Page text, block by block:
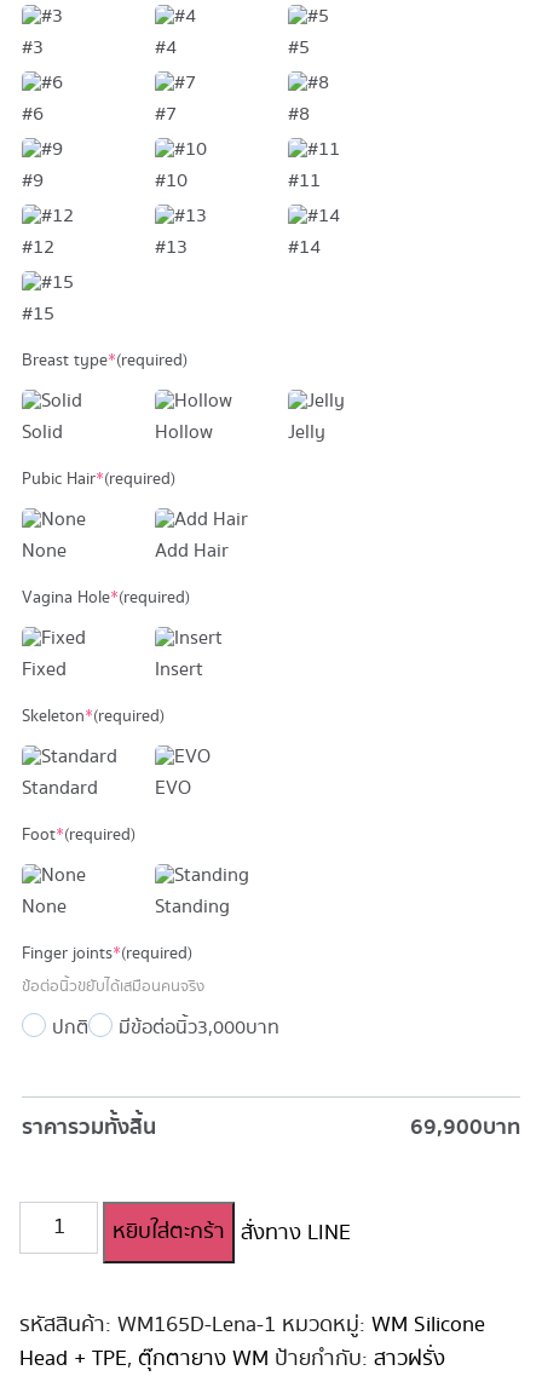
#3 #4 #5
#6 #7 #8
#9 #10 #11
#12 #13 #14
#15
Breast type*(required)
Solid Hollow Jelly
Pubic Hair*(required)
None Add Hair
Vagina Hole*(required)
Fixed Insert
Skeleton*(required)
Standard EVO
Foot*(required)
None Standing
Finger joints*(required)
ข้อต่อนิ้วขยับได้เสมือนคนจริง
ปกติ มีข้อต่อนิ้ว3,000 บาท
ราคารวมทั้งสิ้น 69,900บาท
จำนวน
ตุ๊กตา
WM
Silicone
หยิบใส่ตะกร้า สั่งทาง LINE
รหัสสินค้า: WM165D-Lena-1 หมวดหมู่: WM Silicone
Head + TPE, ตุ๊กตายาง WM ป้ายกำกับ: สาวฝรั่ง